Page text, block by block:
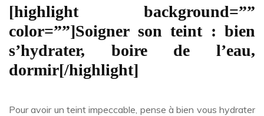
[highlight background=””
color=””]Soigner son teint : bien
s’hydrater, boire de l’eau,
dormir[/highlight]
Pour avoir un teint impeccable, pense à bien vous hydrater